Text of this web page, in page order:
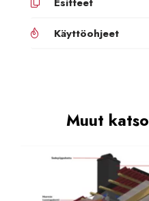
Käyttöohjeet
Muut